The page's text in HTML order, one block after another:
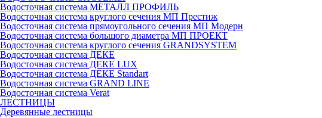
Водосточная система МЕТАЛЛ ПРОФИЛЬ
Водосточная система круглого сечения МП Престиж
Водосточная система прямоугольного сечения МП Модерн
Водосточная система большого диаметра МП ПРОЕКТ
Водосточная система круглого сечения GRANDSYSTEM
Водосточная система ДЕКЕ
Водосточная система ДЕКЕ LUX
Водосточная система ДЕКЕ Standart
Водосточная система GRAND LINE
Водосточная система Verat
ЛЕСТНИЦЫ
Деревянные лестницы